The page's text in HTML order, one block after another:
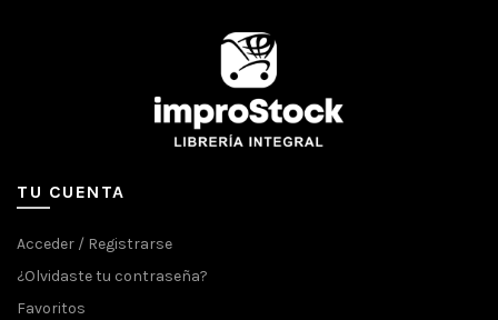
TU CUENTA
Acceder / Registrarse
¿Olvidaste tu contraseña?
Favoritos